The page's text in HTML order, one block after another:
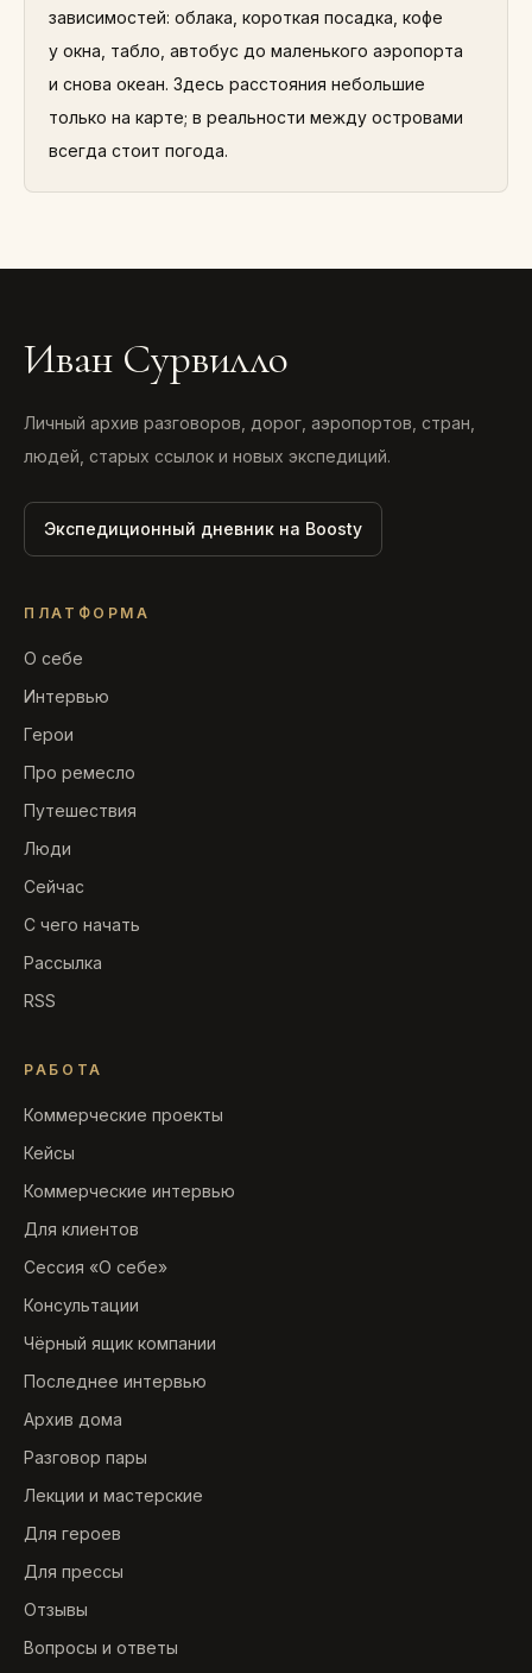
зависимостей: облака, короткая посадка, кофе
у окна, табло, автобус до маленького аэропорта
и снова океан. Здесь расстояния небольшие
только на карте; в реальности между островами
всегда стоит погода.
Иван Сурвилло
Личный архив разговоров, дорог, аэропортов, стран,
людей, старых ссылок и новых экспедиций.
Экспедиционный дневник на Boosty
ПЛАТФОРМА
О себе
Интервью
Герои
Про ремесло
Путешествия
Люди
Сейчас
С чего начать
Рассылка
RSS
РАБОТА
Коммерческие проекты
Кейсы
Коммерческие интервью
Для клиентов
Сессия «О себе»
Консультации
Чёрный ящик компании
Последнее интервью
Архив дома
Разговор пары
Лекции и мастерские
Для героев
Для прессы
Отзывы
Вопросы и ответы